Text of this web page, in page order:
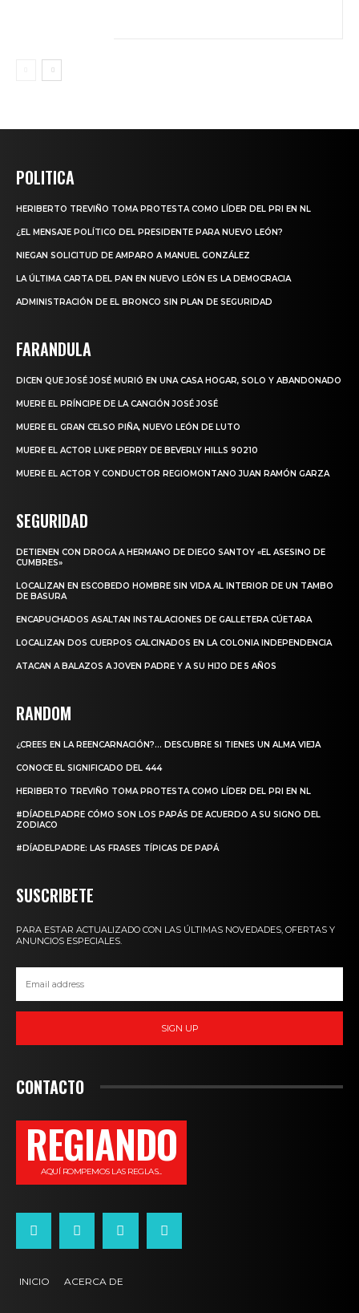
POLITICA
HERIBERTO TREVIÑO TOMA PROTESTA COMO LÍDER DEL PRI EN NL
¿EL MENSAJE POLÍTICO DEL PRESIDENTE PARA NUEVO LEÓN?
NIEGAN SOLICITUD DE AMPARO A MANUEL GONZÁLEZ
LA ÚLTIMA CARTA DEL PAN EN NUEVO LEÓN ES LA DEMOCRACIA
ADMINISTRACIÓN DE EL BRONCO SIN PLAN DE SEGURIDAD
FARANDULA
DICEN QUE JOSÉ JOSÉ MURIÓ EN UNA CASA HOGAR, SOLO Y ABANDONADO
MUERE EL PRÍNCIPE DE LA CANCIÓN JOSÉ JOSÉ
MUERE EL GRAN CELSO PIÑA, NUEVO LEÓN DE LUTO
MUERE EL ACTOR LUKE PERRY DE BEVERLY HILLS 90210
MUERE EL ACTOR Y CONDUCTOR REGIOMONTANO JUAN RAMÓN GARZA
SEGURIDAD
DETIENEN CON DROGA A HERMANO DE DIEGO SANTOY «EL ASESINO DE
CUMBRES»
LOCALIZAN EN ESCOBEDO HOMBRE SIN VIDA AL INTERIOR DE UN TAMBO
DE BASURA
ENCAPUCHADOS ASALTAN INSTALACIONES DE GALLETERA CÚETARA
LOCALIZAN DOS CUERPOS CALCINADOS EN LA COLONIA INDEPENDENCIA
ATACAN A BALAZOS A JOVEN PADRE Y A SU HIJO DE 5 AÑOS
RANDOM
¿CREES EN LA REENCARNACIÓN?… DESCUBRE SI TIENES UN ALMA VIEJA
CONOCE EL SIGNIFICADO DEL 444
HERIBERTO TREVIÑO TOMA PROTESTA COMO LÍDER DEL PRI EN NL
#DÍADELPADRE CÓMO SON LOS PAPÁS DE ACUERDO A SU SIGNO DEL
ZODIACO
#DÍADELPADRE: LAS FRASES TÍPICAS DE PAPÁ
SUSCRIBETE
PARA ESTAR ACTUALIZADO CON LAS ÚLTIMAS NOVEDADES, OFERTAS Y
ANUNCIOS ESPECIALES.
SIGN UP
CONTACTO
REGIANDO
AQUÍ ROMPEMOS LAS REGLAS...
INICIO ACERCA DE